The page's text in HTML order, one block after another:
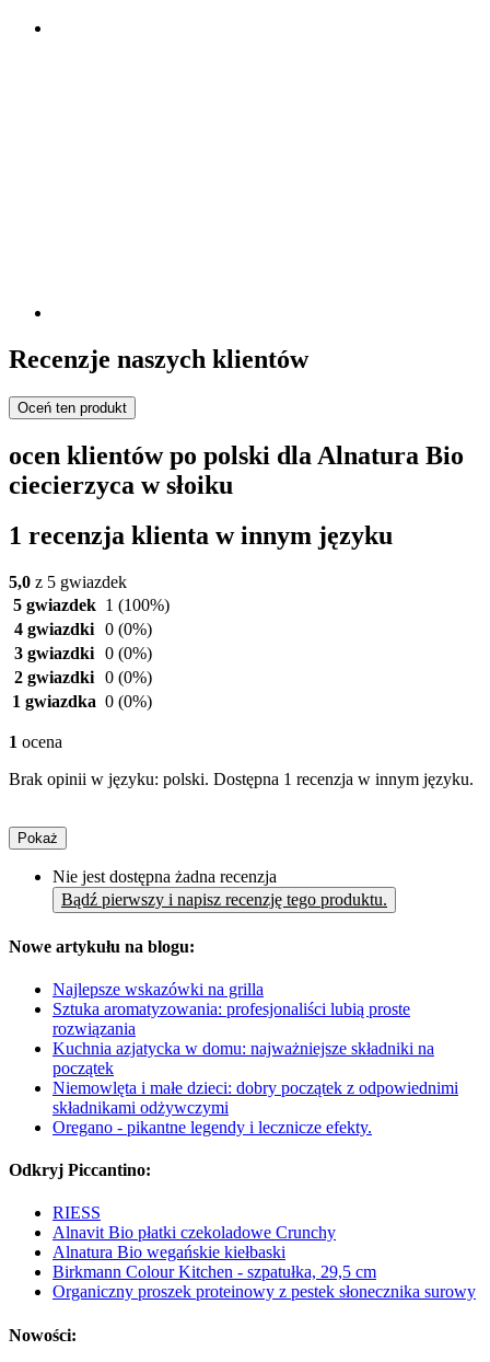
Recenzje naszych klientów
Oceń ten produkt
ocen klientów po polski dla Alnatura Bio
ciecierzyca w słoiku
1 recenzja klienta w innym języku
5,0 z 5 gwiazdek
5 gwiazdek 1 (100%)
4 gwiazdki 0 (0%)
3 gwiazdki 0 (0%)
2 gwiazdki 0 (0%)
1 gwiazdka 0 (0%)
1 ocena
Brak opinii w języku: polski. Dostępna 1 recenzja w innym języku.
Pokaż
Nie jest dostępna żadna recenzja
Bądź pierwszy i napisz recenzję tego produktu.
Nowe artykułu na blogu:
Najlepsze wskazówki na grilla
Sztuka aromatyzowania: profesjonaliści lubią proste
rozwiązania
Kuchnia azjatycka w domu: najważniejsze składniki na
początek
Niemowlęta i małe dzieci: dobry początek z odpowiednimi
składnikami odżywczymi
Oregano - pikantne legendy i lecznicze efekty.
Odkryj Piccantino:
RIESS
Alnavit Bio płatki czekoladowe Crunchy
Alnatura Bio wegańskie kiełbaski
Birkmann Colour Kitchen - szpatułka, 29,5 cm
Organiczny proszek proteinowy z pestek słonecznika surowy
Nowości: